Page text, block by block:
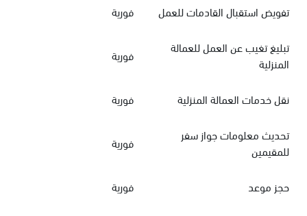
تفويض استقبال القادمات للعمل
فورية
تبليغ تغيب عن العمل للعمالة
المنزلية
فورية
نقل خدمات العمالة المنزلية
فورية
تحديث معلومات جواز سفر
للمقيمين
فورية
حجز موعد
فورية